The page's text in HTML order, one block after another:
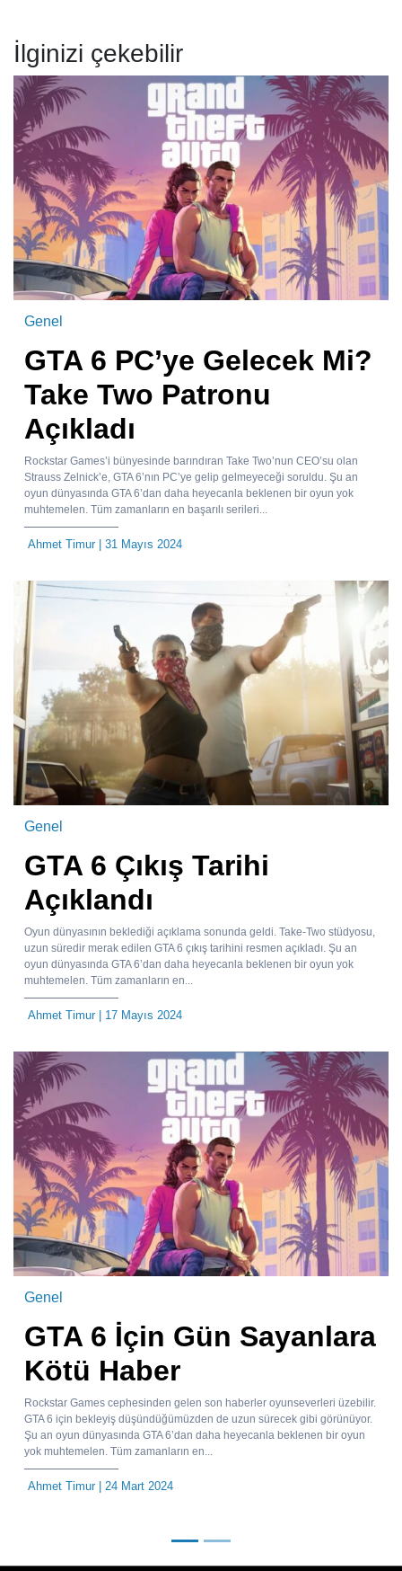
İlginizi çekebilir
Genel
GTA 6 PC’ye Gelecek Mi?
Take Two Patronu
Açıkladı
Rockstar Games’i bünyesinde barındıran Take Two’nun CEO’su olan
Strauss Zelnick’e, GTA 6’nın PC’ye gelip gelmeyeceği soruldu. Şu an
oyun dünyasında GTA 6’dan daha heyecanla beklenen bir oyun yok
muhtemelen. Tüm zamanların en başarılı serileri...
Ahmet Timur| 31 Mayıs 2024
Genel
GTA 6 Çıkış Tarihi
Açıklandı
Oyun dünyasının beklediği açıklama sonunda geldi. Take-Two stüdyosu,
uzun süredir merak edilen GTA 6 çıkış tarihini resmen açıkladı. Şu an
oyun dünyasında GTA 6’dan daha heyecanla beklenen bir oyun yok
muhtemelen. Tüm zamanların en...
Ahmet Timur| 17 Mayıs 2024
Genel
GTA 6 İçin Gün Sayanlara
Kötü Haber
Rockstar Games cephesinden gelen son haberler oyunseverleri üzebilir.
GTA 6 için bekleyiş düşündüğümüzden de uzun sürecek gibi görünüyor.
Şu an oyun dünyasında GTA 6’dan daha heyecanla beklenen bir oyun
yok muhtemelen. Tüm zamanların en...
Ahmet Timur| 24 Mart 2024